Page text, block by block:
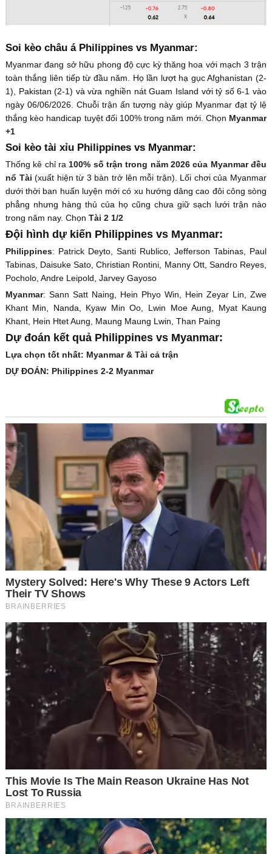
Soi kèo châu á Philippines vs Myanmar:
Myanmar đang sở hữu phong độ cực kỳ thăng hoa với mạch 3 trận
toàn thắng liên tiếp từ đầu năm. Họ lần lượt hạ gục Afghanistan (2-
1), Pakistan (2-1) và vừa nghiền nát Guam Island với tỷ số 6-1 vào
ngày 06/06/2026. Chuỗi trận ấn tượng này giúp Myanmar đạt tỷ lệ
thắng kèo handicap tuyệt đối 100% trong năm mới. Chọn Myanmar
+1
Soi kèo tài xỉu Philippines vs Myanmar:
Thống kê chỉ ra 100% số trận trong năm 2026 của Myanmar đều
nổ Tài (xuất hiện từ 3 bàn trở lên mỗi trận). Lối chơi của Myanmar
dưới thời ban huấn luyện mới có xu hướng dâng cao đôi công sòng
phẳng nhưng hàng thủ của họ cũng chưa giữ sạch lưới trận nào
trong năm nay. Chọn Tài 2 1/2
Đội hình dự kiến Philippines vs Myanmar:
Philippines: Patrick Deyto, Santi Rublico, Jefferson Tabinas, Paul
Tabinas, Daisuke Sato, Christian Rontini, Manny Ott, Sandro Reyes,
Pocholo, Andre Leipold, Jarvey Gayoso
Myanmar: Sann Satt Naing, Hein Phyo Win, Hein Zeyar Lin, Zwe
Khant Min, Nanda, Kyaw Min Oo, Lwin Moe Aung, Myat Kaung
Khant, Hein Htet Aung, Maung Maung Lwin, Than Paing
Dự đoán kết quả Philippines vs Myanmar:
Lựa chọn tốt nhất: Myanmar & Tài cả trận
DỰ ĐOÁN: Philippines 2-2 Myanmar